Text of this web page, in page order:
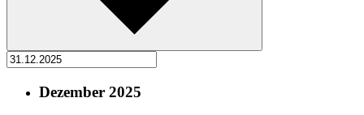
Dezember 2025